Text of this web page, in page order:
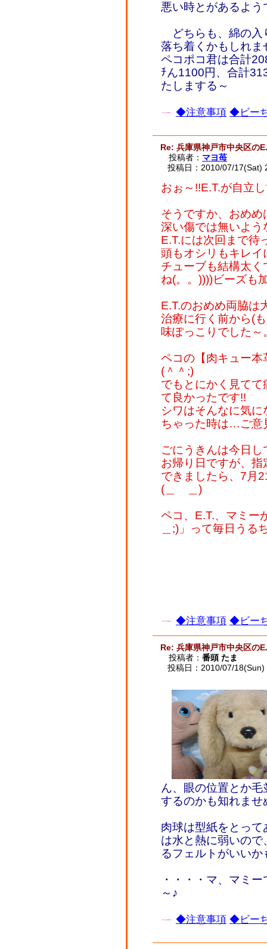
悪い時とがあるよう
どちらも、綿の入
落ち着くかもしれ
ペコポコ君は合計
ﾁん1100円、合計
たしまする～
◆注意事項 ◆ビー
Re: 兵庫県神戸市中央区の
投稿者： マヨ苺
投稿日：2010/07/17(Sat)
おぉ～!!E.T.が自立
そうですか、おめ
深い傷では無いよ
E.T.には次回まで
頭もオシリもキレ
チューブも結構太
ね(。。))))ビーズも
E.T.のおめめ両脇は
治療に行く前から(
味ぽっこりでした
ペコの【肉キュー
(＾＾;)
でもとにかく見て
て良かったです!!
シワはそんなに気
ちゃった時は…ご意
ごにうきんは今日
お帰り日ですが、指
できましたら、7月
(＿ ＿)
ペコ、E.T.、マミー
＿;)」って毎日うる
◆注意事項 ◆ビー
Re: 兵庫県神戸市中央区の
投稿者： 番頭 たま
投稿日：2010/07/
ん、眼の位置とか
するのかも知れませ
肉球は型紙をとっ
は水と熱に弱いの
るフェルトがいい
・・・・マ、マミ
～♪
◆注意事項 ◆ビー